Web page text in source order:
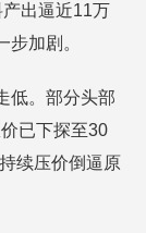
出逼近11万
加剧。
低。部分头部
已下探至30
续压价倒逼原